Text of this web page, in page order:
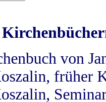
von
früher